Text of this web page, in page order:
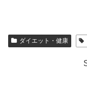
ダイエット・健康